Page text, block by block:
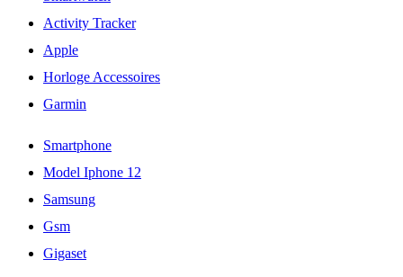
Activity Tracker
Apple
Horloge Accessoires
Garmin
Smartphone
Model Iphone 12
Samsung
Gsm
Gigaset